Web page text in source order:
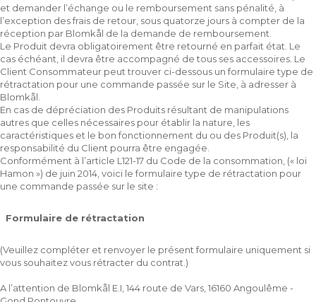
et demander l’échange ou le remboursement sans pénalité, à
l’exception des frais de retour, sous quatorze jours à compter de la
réception par Blomkål de la demande de remboursement.
Le Produit devra obligatoirement être retourné en parfait état. Le
cas échéant, il devra être accompagné de tous ses accessoires. Le
Client Consommateur peut trouver ci-dessous un formulaire type de
rétractation pour une commande passée sur le Site, à adresser à
Blomkål.
En cas de dépréciation des Produits résultant de manipulations
autres que celles nécessaires pour établir la nature, les
caractéristiques et le bon fonctionnement du ou des Produit(s), la
responsabilité du Client pourra être engagée.
Conformément à l’article L121-17 du Code de la consommation, (« loi
Hamon ») de juin 2014, voici le formulaire type de rétractation pour
une commande passée sur le site :
Formulaire de rétractation
(Veuillez compléter et renvoyer le présent formulaire uniquement si
vous souhaitez vous rétracter du contrat.)
A l’attention de Blomkål E.I, 144 route de Vars, 16160 Angoulême -